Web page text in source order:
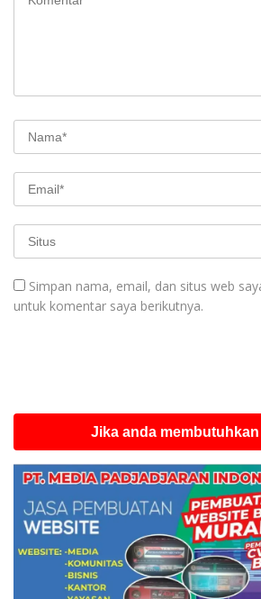
Simpan nama, email, dan situs web
untuk komentar saya berikutnya.
Jika anda membutuhkan space